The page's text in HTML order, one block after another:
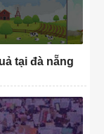
tại đà nẵng